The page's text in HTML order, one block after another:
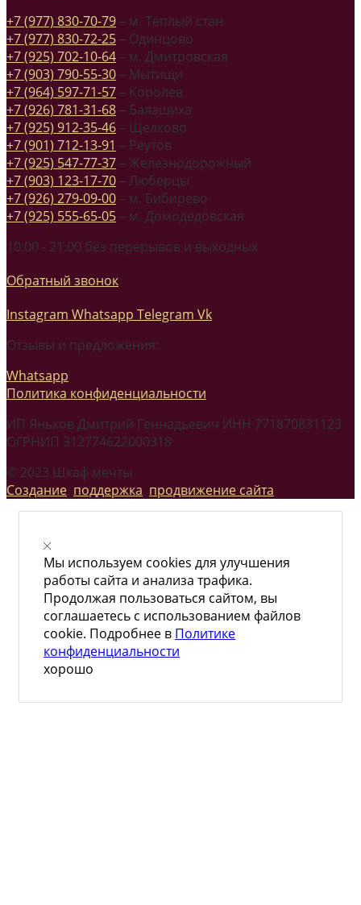
+7 (977) 830-70-79 – м. Теплый стан
+7 (977) 830-72-25 – Одинцово
+7 (925) 702-10-64 – м. Дмитровская
+7 (903) 790-55-30 – Мытищи
+7 (964) 597-71-57 – Королев
+7 (926) 781-31-68 – Балашиха
+7 (925) 912-35-46 – Щелково
+7 (901) 712-13-91 – Реутов
+7 (925) 547-77-37 – Железнодорожный
+7 (903) 123-17-70 – Люберцы
+7 (926) 279-09-00 – м. Бибирево
+7 (925) 555-65-05 – м. Домодедовская
10:00 - 21:00 без перерывов и выходных
Обратный звонок
Instagram Whatsapp Telegram Vk
Отзывы и предложения:
Whatsapp
Политика конфиденциальности
ИП Яньков Дмитрий Геннадьевич ИНН 771870831123
ОГРНИП 312774622000318
© 2023 Шкаф мечты
Создание, поддержка, продвижение сайта
Мы используем cookies для улучшения
работы сайта и анализа трафика.
Продолжая пользоваться сайтом, вы
соглашаетесь с использованием файлов
cookie. Подробнее в Политике
конфиденциальности
хорошо